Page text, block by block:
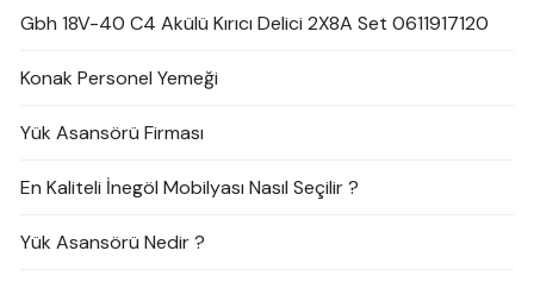
Gbh 18V-40 C4 Akülü Kırıcı Delici 2X8A Set 0611917120
Konak Personel Yemeği
Yük Asansörü Firması
En Kaliteli İnegöl Mobilyası Nasıl Seçilir ?
Yük Asansörü Nedir ?